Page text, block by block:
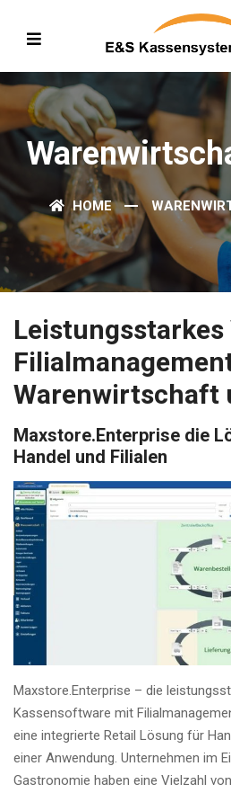
HOME
Leistungsstarkes
Warenwirtschaft
Maxstore.Enterprise die
Handel und Filialen
Maxstore.Enterprise – die
Kassensoftware mit
eine integrierte Retail Lösung für
einer Anwendung. Unternehmen im
Gastronomie haben eine Vielzahl